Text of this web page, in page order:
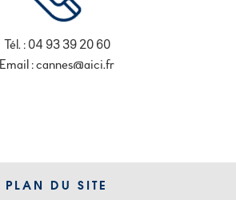
Tél. : 04 93 39 20 60
Email : cannes@aici.fr
PLAN DU SITE